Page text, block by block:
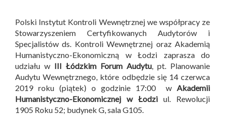
Polski Instytut Kontroli Wewnętrznej we współpracy ze
Stowarzyszeniem Certyfikowanych Audytorów i
Specjalistów ds. Kontroli Wewnętrznej oraz Akademią
Humanistyczno-Ekonomiczną w Łodzi zaprasza do
udziału w III Łódzkim Forum Audytu , pt. Planowanie
Audytu Wewnętrznego, które odbędzie się 14 czerwca
2019 roku (piątek) o godzinie 17:00 w Akademii
Humanistyczno-Ekonomicznej w Łodzi ul. Rewolucji
1905 Roku 52; budynek G, sala G105.